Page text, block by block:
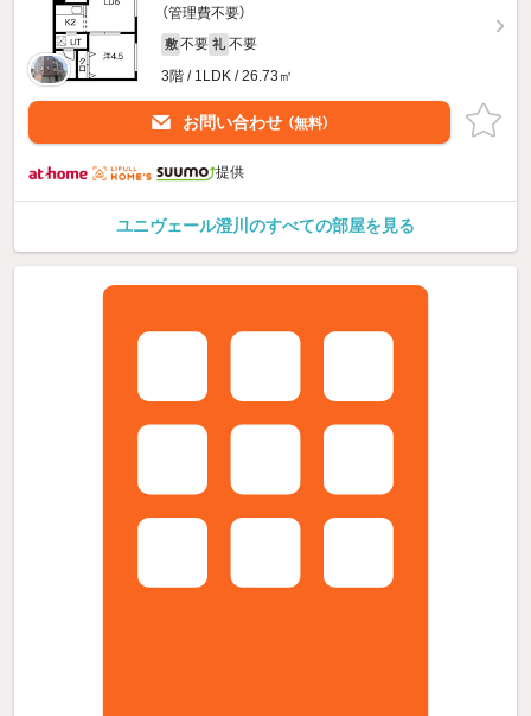
（管理費不要）
敷 不要 礼 不要
3階 / 1LDK / 26.73㎡
お問い合わせ （無料）
提供
ユニヴェール澄川のすべての部屋を見る